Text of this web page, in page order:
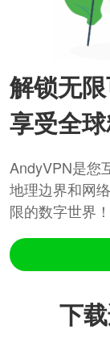
解锁无限
享受全球
AndyVPN是您
地理边界和网
限的数字世界！
下